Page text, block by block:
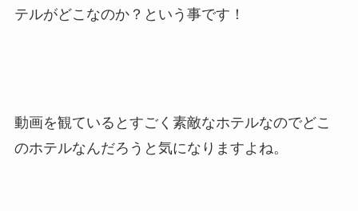
テルがどこなのか？という事です！
動画を観ているとすごく素敵なホテルなのでどこ
のホテルなんだろうと気になりますよね。